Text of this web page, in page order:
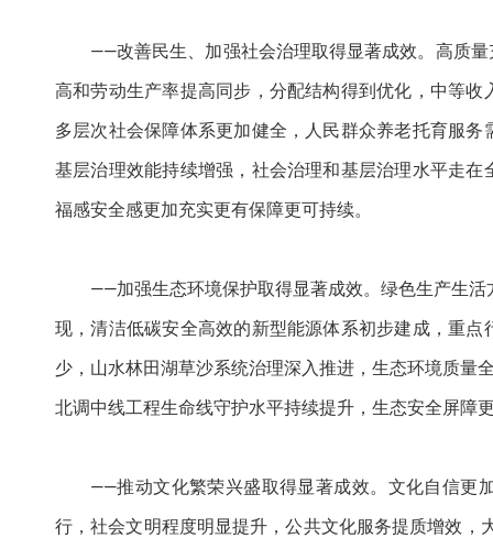
——改善民生、加强社会治理取得显著成效。高质
高和劳动生产率提高同步，分配结构得到优化，中等
多层次社会保障体系更加健全，人民群众养老托育服
基层治理效能持续增强，社会治理和基层治理水平走
福感安全感更加充实更有保障更可持续。
——加强生态环境保护取得显著成效。绿色生产生
现，清洁低碳安全高效的新型能源体系初步建成，重
少，山水林田湖草沙系统治理深入推进，生态环境质量
北调中线工程生命线守护水平持续提升，生态安全屏障
——推动文化繁荣兴盛取得显著成效。文化自信更
行，社会文明程度明显提升，公共文化服务提质增效，